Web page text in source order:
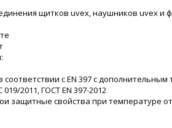
щитков uvex, наушников uvex и
с EN 397 с
2011, ГОСТ EN 397-2012
защитные свойства при температуре от